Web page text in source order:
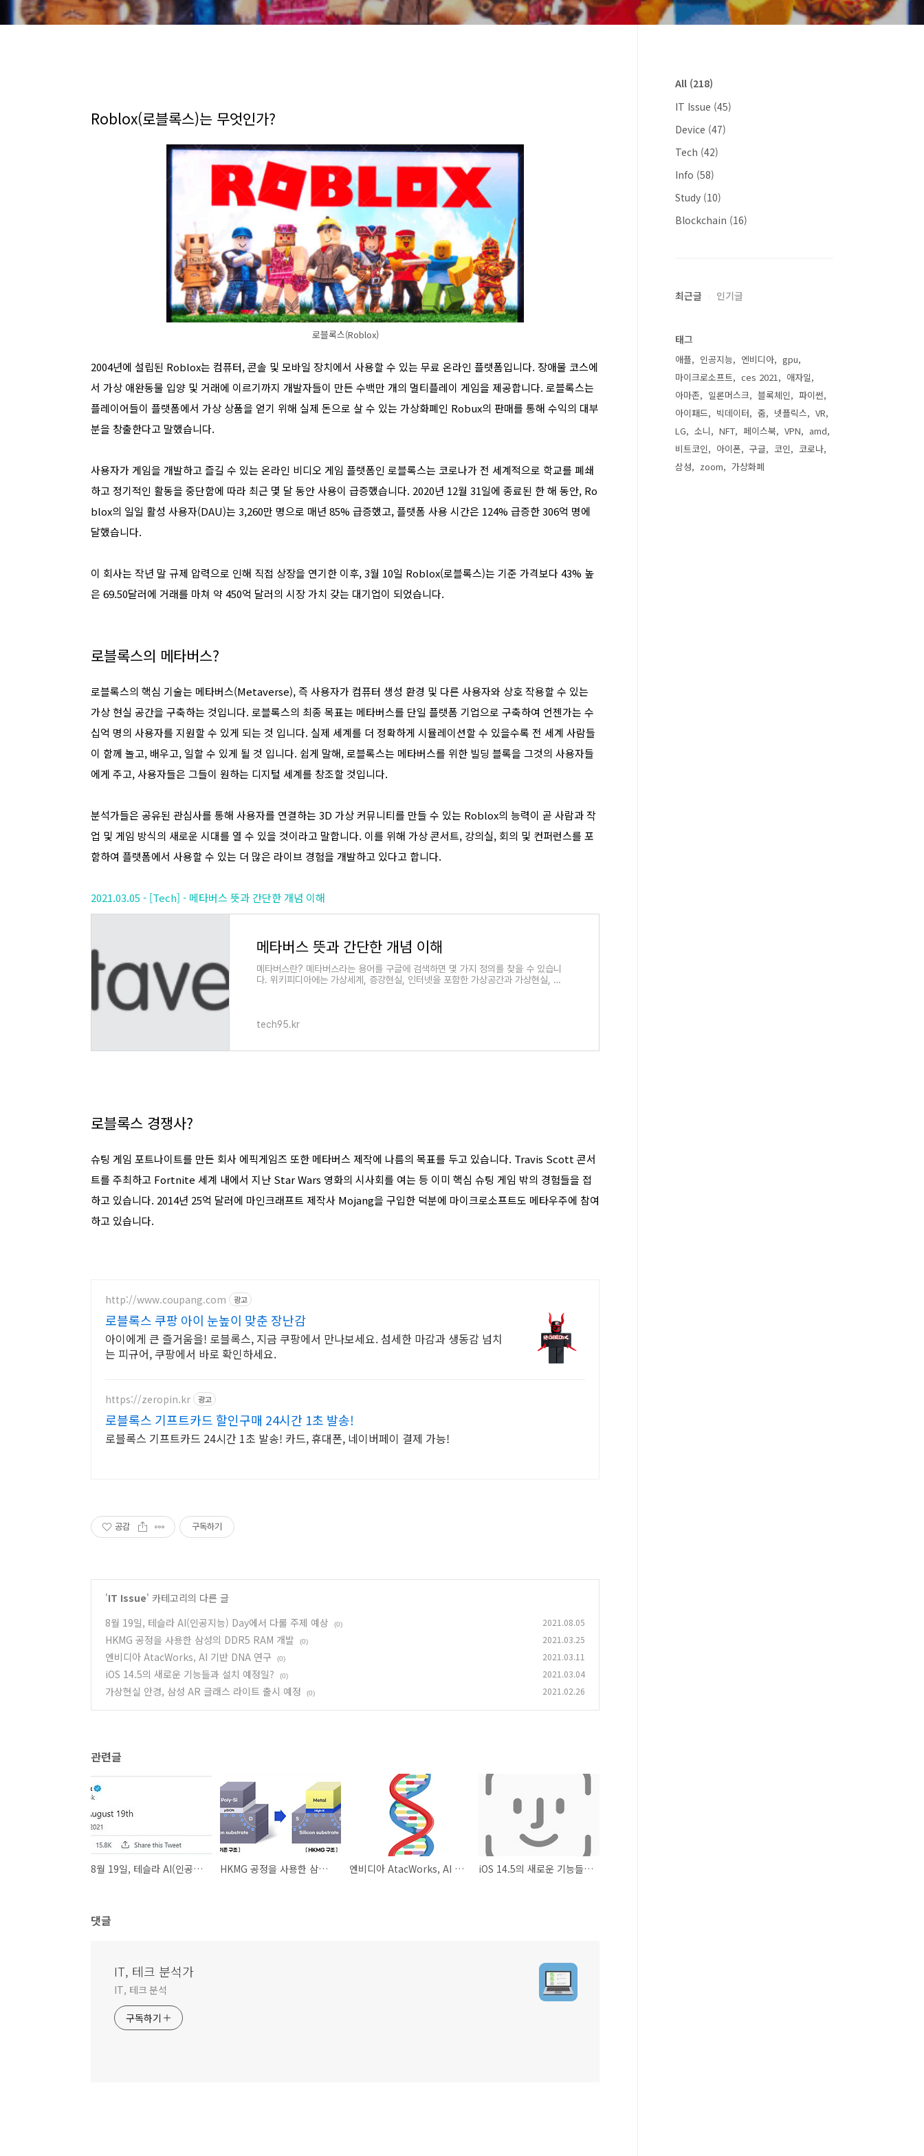
Roblox(로블록스)는 무엇인가?
로블록스(Roblox)
2004년에 설립된 Roblox는 컴퓨터, 콘솔 및 모바일 장치에서 사용할 수 있는 무료 온라인 플랫폼입니다. 장애물 코스에
서 가상 애완동물 입양 및 거래에 이르기까지 개발자들이 만든 수백만 개의 멀티플레이 게임을 제공합니다. 로블록스는
플레이어들이 플랫폼에서 가상 상품을 얻기 위해 실제 돈으로 살 수 있는 가상화폐인 Robux의 판매를 통해 수익의 대부
분을 창출한다고 말했습니다.
사용자가 게임을 개발하고 즐길 수 있는 온라인 비디오 게임 플랫폼인 로블록스는 코로나가 전 세계적으로 학교를 폐쇄
하고 정기적인 활동을 중단함에 따라 최근 몇 달 동안 사용이 급증했습니다. 2020년 12월 31일에 종료된 한 해 동안, Ro
blox의 일일 활성 사용자(DAU)는 3,260만 명으로 매년 85% 급증했고, 플랫폼 사용 시간은 124% 급증한 306억 명에
달했습니다.
이 회사는 작년 말 규제 압력으로 인해 직접 상장을 연기한 이후, 3월 10일 Roblox(로블록스)는 기준 가격보다 43% 높
은 69.50달러에 거래를 마쳐 약 450억 달러의 시장 가치 갖는 대기업이 되었습니다.
로블록스의 메타버스?
로블록스의 핵심 기술는 메타버스(Metaverse), 즉 사용자가 컴퓨터 생성 환경 및 다른 사용자와 상호 작용할 수 있는
가상 현실 공간을 구축하는 것입니다. 로블록스의 최종 목표는 메타버스를 단일 플랫폼 기업으로 구축하여 언젠가는 수
십억 명의 사용자를 지원할 수 있게 되는 것 입니다. 실제 세계를 더 정확하게 시뮬레이션할 수 있을수록 전 세계 사람들
이 함께 놀고, 배우고, 일할 수 있게 될 것 입니다. 쉽게 말해, 로블록스는 메타버스를 위한 빌딩 블록을 그것의 사용자들
에게 주고, 사용자들은 그들이 원하는 디지털 세계를 창조할 것입니다.
분석가들은 공유된 관심사를 통해 사용자를 연결하는 3D 가상 커뮤니티를 만들 수 있는 Roblox의 능력이 곧 사람과 작
업 및 게임 방식의 새로운 시대를 열 수 있을 것이라고 말합니다. 이를 위해 가상 콘서트, 강의실, 회의 및 컨퍼런스를 포
함하여 플랫폼에서 사용할 수 있는 더 많은 라이브 경험을 개발하고 있다고 합니다.
2021.03.05 - [Tech] - 메타버스 뜻과 간단한 개념 이해
메타버스 뜻과 간단한 개념 이해
메타버스란? 메타버스라는 용어를 구글에 검색하면 몇 가지 정의를 찾을 수 있습니
다. 위키피디아에는 가상세계, 증강현실, 인터넷을 포함한 가상공간과 가상현실, 물
tech95.kr
로블록스 경쟁사?
슈팅 게임 포트나이트를 만든 회사 에픽게임즈 또한 메타버스 제작에 나름의 목표를 두고 있습니다. Travis Scott 콘서
트를 주최하고 Fortnite 세계 내에서 지난 Star Wars 영화의 시사회를 여는 등 이미 핵심 슈팅 게임 밖의 경험들을 접
하고 있습니다. 2014년 25억 달러에 마인크래프트 제작사 Mojang을 구입한 덕분에 마이크로소프트도 메타우주에 참여
하고 있습니다.
http://www.coupang.com 광고
로블록스 쿠팡 아이 눈높이 맞춘 장난감
아이에게 큰 즐거움을! 로블록스, 지금 쿠팡에서 만나보세요. 섬세한 마감과 생동감 넘치
는 피규어, 쿠팡에서 바로 확인하세요.
https://zeropin.kr 광고
로블록스 기프트카드 할인구매 24시간 1초 발송!
로블록스 기프트카드 24시간 1초 발송! 카드, 휴대폰, 네이버페이 결제 가능!
공감 구독하기
'IT Issue' 카테고리의 다른 글
8월 19일, 테슬라 AI(인공지능) Day에서 다룰 주제 예상
(0) 2021.08.05
HKMG 공정을 사용한 삼성의 DDR5 RAM 개발 (0) 2021.03.25
엔비디아 AtacWorks, AI 기반 DNA 연구 (0) 2021.03.11
iOS 14.5의 새로운 기능들과 설치 예정일? (0) 2021.03.04
가상현실 안경, 삼성 AR 글래스 라이트 출시 예정 (0) 2021.02.26
관련글
8월 19일, 테슬라 AI(인공지능) Day에서 다룰 주제 예상 HKMG 공정을 사용한 삼성의 DDR5 RAM 개발 엔비디아 AtacWorks, AI 기반 DNA 연구 iOS 14.5의 새로운 기능들과 설치 예정일?
댓글
IT, 테크 분석가
IT, 테크 분석
구독하기
All (218)
IT Issue (45)
Device (47)
Tech (42)
Info (58)
Study (10)
Blockchain (16)
최근글 인기글
태그
애플 인공지능 엔비디아
gpu
마이크로소프트
ces 2021
애자일
아마존
일론머스크 블록체인
파이썬
아이패드
빅데이터 줌 넷플릭스
VR
LG
소니 NFT 페이스북 VPN
amd
비트코인
아이폰 구글 코인
코로나
삼성
zoom 가상화폐